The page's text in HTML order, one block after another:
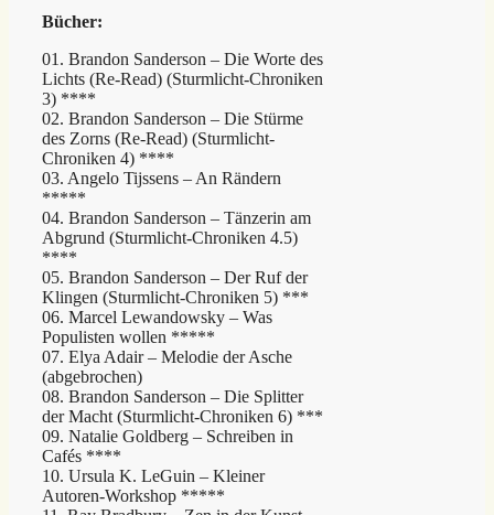
Bücher:
01. Brandon Sanderson – Die Worte des
Lichts (Re-Read) (Sturmlicht-Chroniken
3) ****
02. Brandon Sanderson – Die Stürme
des Zorns (Re-Read) (Sturmlicht-
Chroniken 4) ****
03. Angelo Tijssens – An Rändern
*****
04. Brandon Sanderson – Tänzerin am
Abgrund (Sturmlicht-Chroniken 4.5)
****
05. Brandon Sanderson – Der Ruf der
Klingen (Sturmlicht-Chroniken 5) ***
06. Marcel Lewandowsky – Was
Populisten wollen *****
07. Elya Adair – Melodie der Asche
(abgebrochen)
08. Brandon Sanderson – Die Splitter
der Macht (Sturmlicht-Chroniken 6) ***
09. Natalie Goldberg – Schreiben in
Cafés ****
10. Ursula K. LeGuin – Kleiner
Autoren-Workshop *****